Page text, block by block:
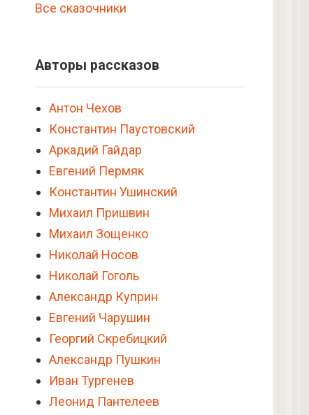
Все сказочники
Авторы рассказов
Антон Чехов
Константин Паустовский
Аркадий Гайдар
Евгений Пермяк
Константин Ушинский
Михаил Пришвин
Михаил Зощенко
Николай Носов
Николай Гоголь
Александр Куприн
Евгений Чарушин
Георгий Скребицкий
Александр Пушкин
Иван Тургенев
Леонид Пантелеев